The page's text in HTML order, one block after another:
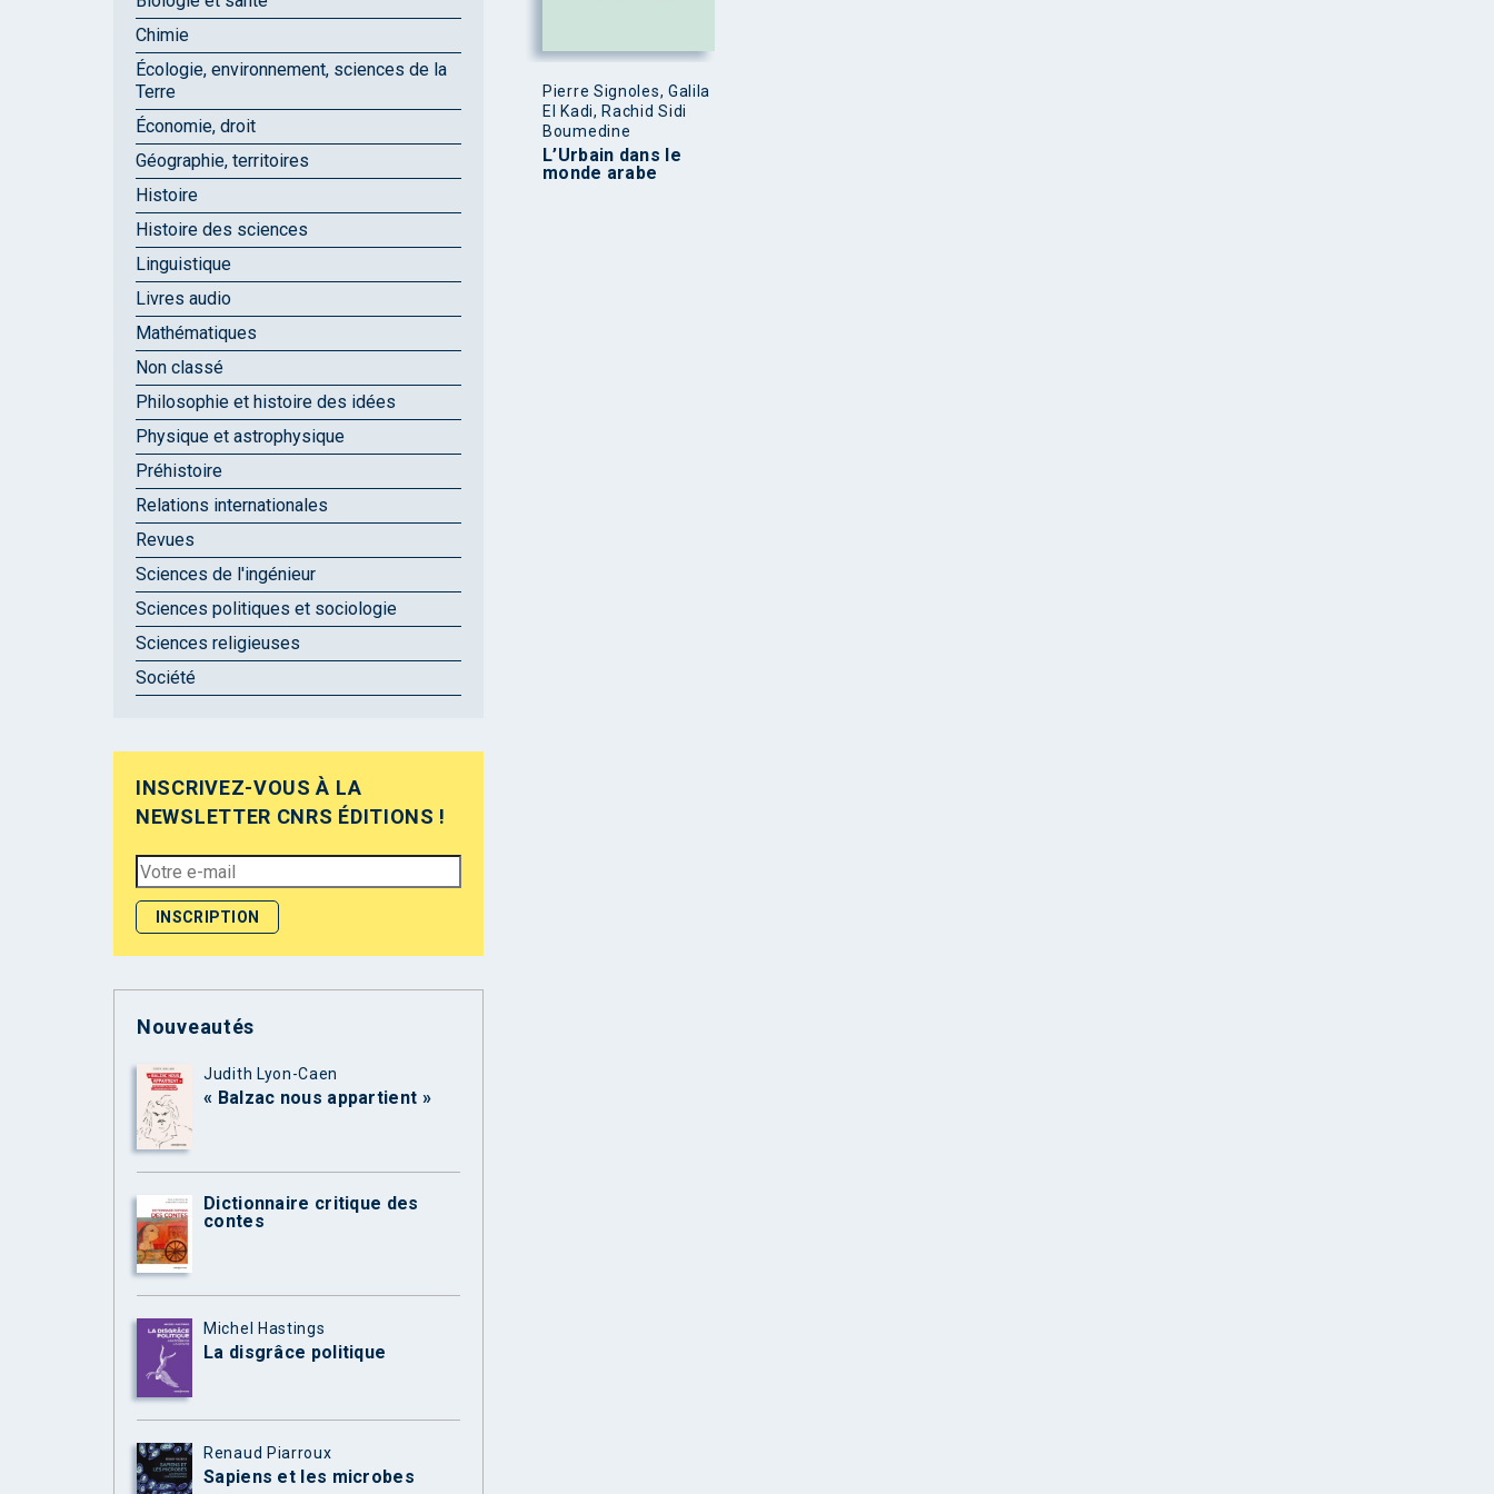
Pierre Signoles, Galila
El Kadi, Rachid Sidi
Boumedine
L’Urbain dans le
monde arabe
Chimie
Écologie, environnement, sciences de la
Terre
Économie, droit
Géographie, territoires
Histoire
Histoire des sciences
Linguistique
Livres audio
Mathématiques
Non classé
Philosophie et histoire des idées
Physique et astrophysique
Préhistoire
Relations internationales
Revues
Sciences de l'ingénieur
Sciences politiques et sociologie
Sciences religieuses
Société
INSCRIVEZ-VOUS À LA
NEWSLETTER CNRS ÉDITIONS !
Nouveautés
Judith Lyon-Caen
« Balzac nous appartient »
Dictionnaire critique des
contes
Michel Hastings
La disgrâce politique
Renaud Piarroux
Sapiens et les microbes